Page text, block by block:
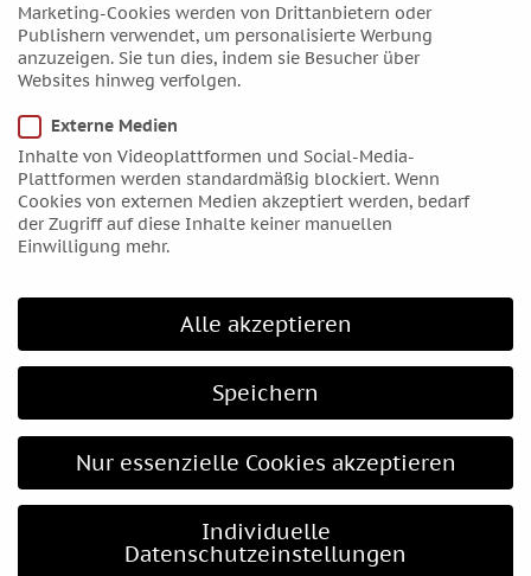
September 2017
August 2017
Juli 2017
Mai 2017
April 2017
März 2017
Februar 2017
November 2016
September 2016
August 2016
Marketing-Cookies werden von Drittanbietern oder
Publishern verwendet, um personalisierte Werbung
anzuzeigen. Sie tun dies, indem sie Besucher über
Websites hinweg verfolgen.
Externe Medien
Inhalte von Videoplattformen und Social-Media-
Plattformen werden standardmäßig blockiert. Wenn
Cookies von externen Medien akzeptiert werden, bedarf
der Zugriff auf diese Inhalte keiner manuellen
Einwilligung mehr.
Alle akzeptieren
Speichern
Nur essenzielle Cookies akzeptieren
Individuelle
Datenschutzeinstellungen